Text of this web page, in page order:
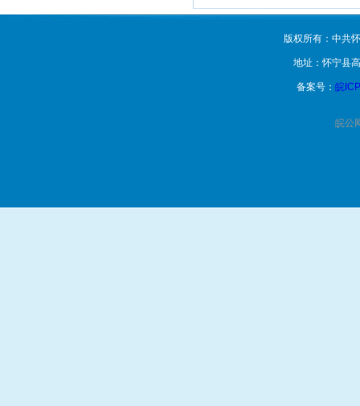
版权所有：中共
地址：怀宁县
备案号： 皖
皖公